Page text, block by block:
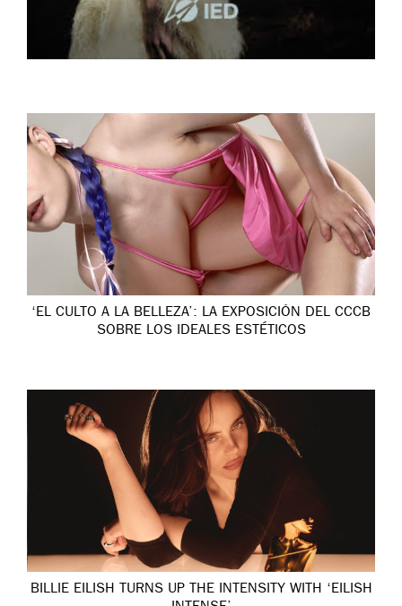
‘EL CULTO A LA BELLEZA’: LA EXPOSICIÓN DEL CCCB
SOBRE LOS IDEALES ESTÉTICOS
BILLIE EILISH TURNS UP THE INTENSITY WITH ‘EILISH